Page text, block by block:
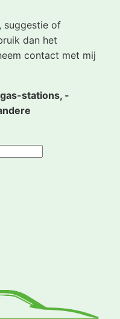
suggestie of
dan het
contact met mij
stations, -